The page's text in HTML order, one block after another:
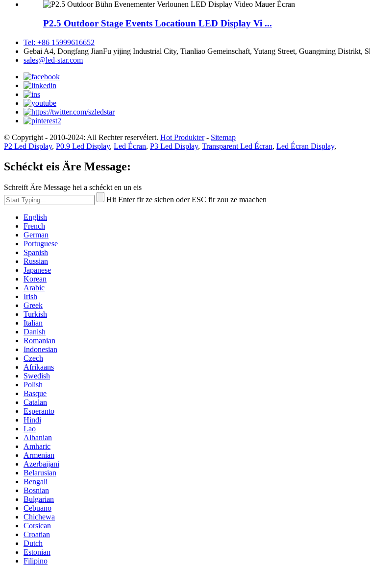
P2.5 Outdoor Stage Events Locatioun LED Display Vi ...
Tel: +86 15999616652
Gebai A4, Dongfang JianFu yijing Industrial City, Tianliao Gemeinschaft, Yutang Street, Guangming Distrikt,
sales@led-star.com
© Copyright - 2010-2024: All Rechter reservéiert. Hot Produkter- Sitemap
P2 Led Display, P0.9 Led Display, Led Écran, P3 Led Display, Transparent Led Écran, Led Écran Display,
Schéckt eis Äre Message:
Schreift Äre Message hei a schéckt en un eis
Hit Enter fir ze sichen oder ESC fir zou ze maachen
English
French
German
Portuguese
Spanish
Russian
Japanese
Korean
Arabic
Irish
Greek
Turkish
Italian
Danish
Romanian
Indonesian
Czech
Afrikaans
Swedish
Polish
Basque
Catalan
Esperanto
Hindi
Lao
Albanian
Amharic
Armenian
Azerbaijani
Belarusian
Bengali
Bosnian
Bulgarian
Cebuano
Chichewa
Corsican
Croatian
Dutch
Estonian
Filipino